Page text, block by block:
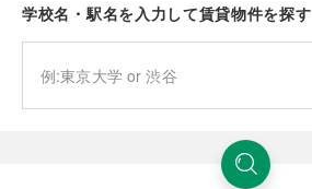
学校名・駅名を入力して賃貸物件を探す